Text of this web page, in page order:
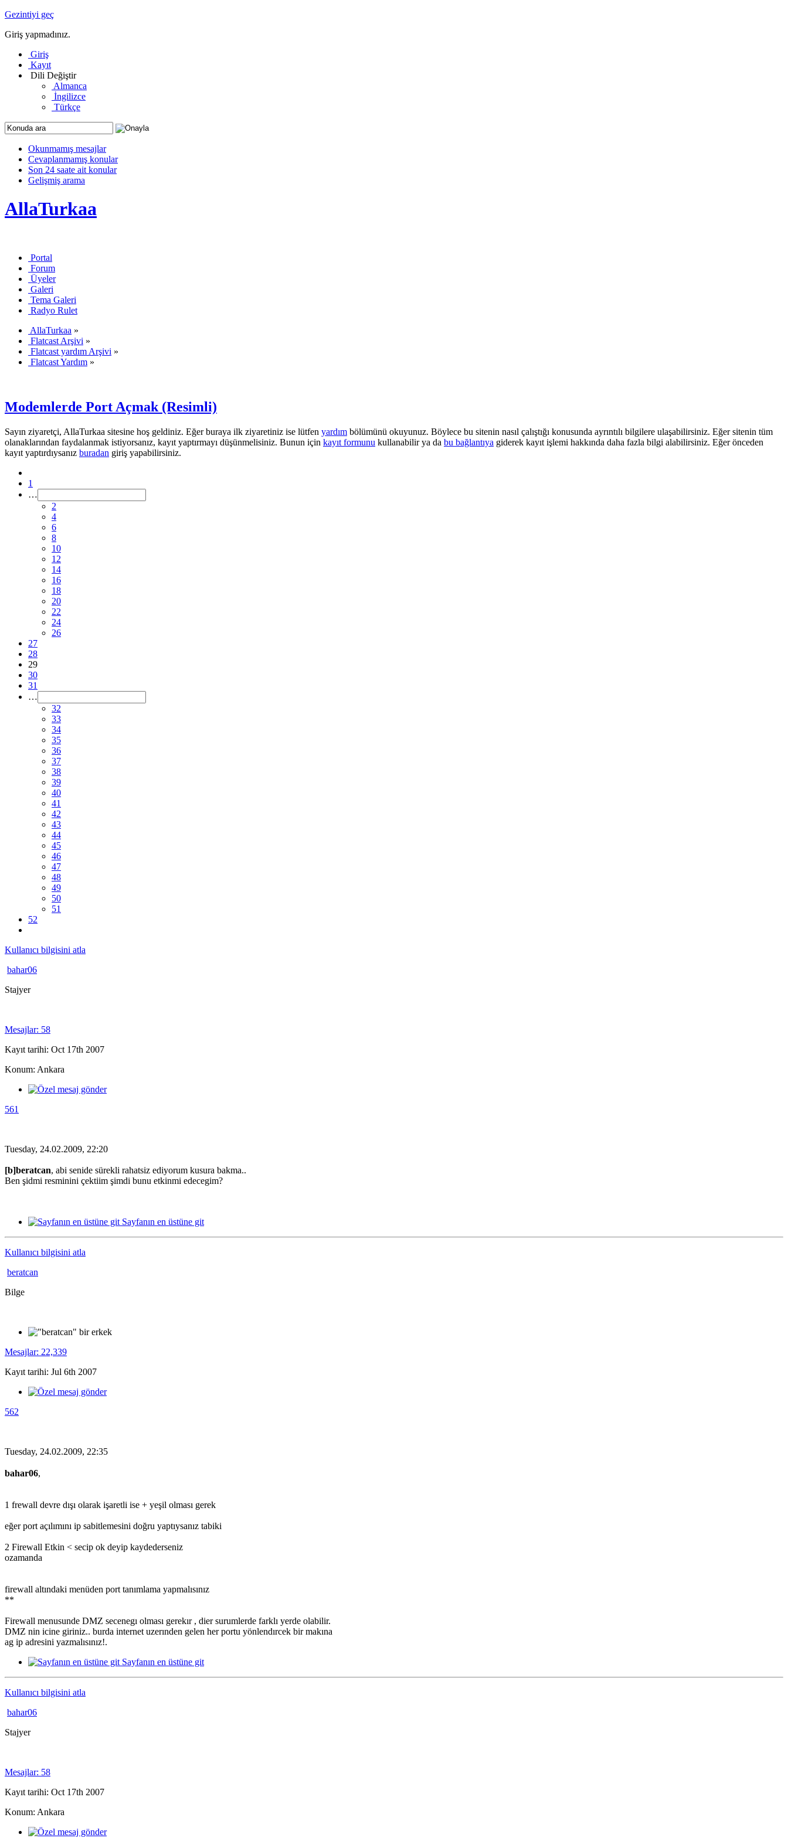
Gezintiyi geç
Giriş yapmadınız.
Giriş
Kayıt
Dili Değiştir
Almanca
İngilizce
Türkçe
Okunmamış mesajlar
Cevaplanmamış konular
Son 24 saate ait konular
Gelişmiş arama
AllaTurkaa
Portal
Forum
Üyeler
Galeri
Tema Galeri
Radyo Rulet
AllaTurkaa »
Flatcast Arşivi »
Flatcast yardım Arşivi »
Flatcast Yardım »
Modemlerde Port Açmak (Resimli)
Sayın ziyaretçi, AllaTurkaa sitesine hoş geldiniz. Eğer buraya ilk ziyaretiniz ise lütfen yardım bölümünü okuyunuz. Böylece bu sitenin nasıl çalıştığı konusunda ayrıntılı bilgilere ulaşabilirsiniz. Eğer sitenin tüm
olanaklarından faydalanmak istiyorsanız, kayıt yaptırmayı düşünmelisiniz. Bunun için kayıt formunu kullanabilir ya da bu bağlantıya giderek kayıt işlemi hakkında daha fazla bilgi alabilirsiniz. Eğer önceden
kayıt yaptırdıysanız buradan giriş yapabilirsiniz.
1
…
2
4
6
8
10
12
14
16
18
20
22
24
26
27
28
29
30
31
…
32
33
34
35
36
37
38
39
40
41
42
43
44
45
46
47
48
49
50
51
52
Kullanıcı bilgisini atla
bahar06
Stajyer
Mesajlar: 58
Kayıt tarihi: Oct 17th 2007
Konum: Ankara
561
Tuesday, 24.02.2009, 22:20
[b]beratcan, abi senide sürekli rahatsiz ediyorum kusura bakma..
Ben şidmi resminini çektiim şimdi bunu etkinmi edecegim?
Sayfanın en üstüne git
Kullanıcı bilgisini atla
beratcan
Bilge
Mesajlar: 22,339
Kayıt tarihi: Jul 6th 2007
562
Tuesday, 24.02.2009, 22:35
bahar06,
1 frewall devre dışı olarak işaretli ise + yeşil olması gerek
eğer port açılımını ip sabitlemesini doğru yaptıysanız tabiki
2 Firewall Etkin < secip ok deyip kaydederseniz
ozamanda
firewall altındaki menüden port tanımlama yapmalısınız
**
Firewall menusunde DMZ secenegı olması gerekır , dier surumlerde farklı yerde olabilir.
DMZ nin icine giriniz.. burda internet uzerınden gelen her portu yönlendırcek bir makına
ag ip adresini yazmalısınız!.
Sayfanın en üstüne git
Kullanıcı bilgisini atla
bahar06
Stajyer
Mesajlar: 58
Kayıt tarihi: Oct 17th 2007
Konum: Ankara